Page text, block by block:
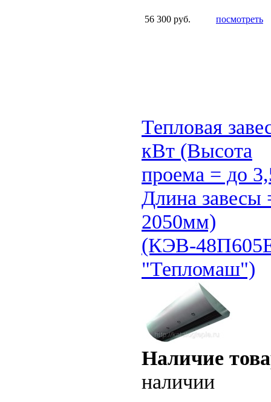
56 300 руб. посмотреть
Тепловая
кВт (Высота
проема = до
Длина завесы
2050мм)
(КЭВ-
"Тепломаш")
Наличие
наличии